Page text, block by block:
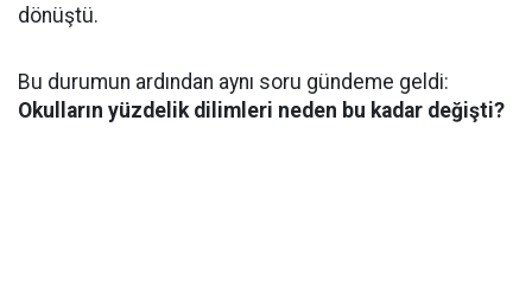
dönüştü.
Bu durumun ardından aynı soru gündeme geldi:
Okulların yüzdelik dilimleri neden bu kadar değişti?